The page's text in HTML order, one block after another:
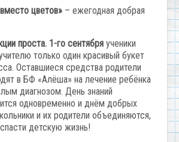
цветов» – ежегодная добрая
проста. 1-го сентября ученики
только один красивый букет
Оставшиеся средства родители
в БФ «Алёша» на лечение ребёнка
диагнозом. День знаний
одновременно и днём добрых
и их родители объединяются,
детскую жизнь!